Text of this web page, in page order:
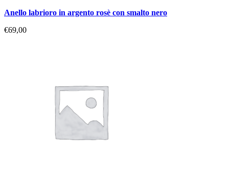
anello labrioro in argento rosè con smalto nero
€69,00